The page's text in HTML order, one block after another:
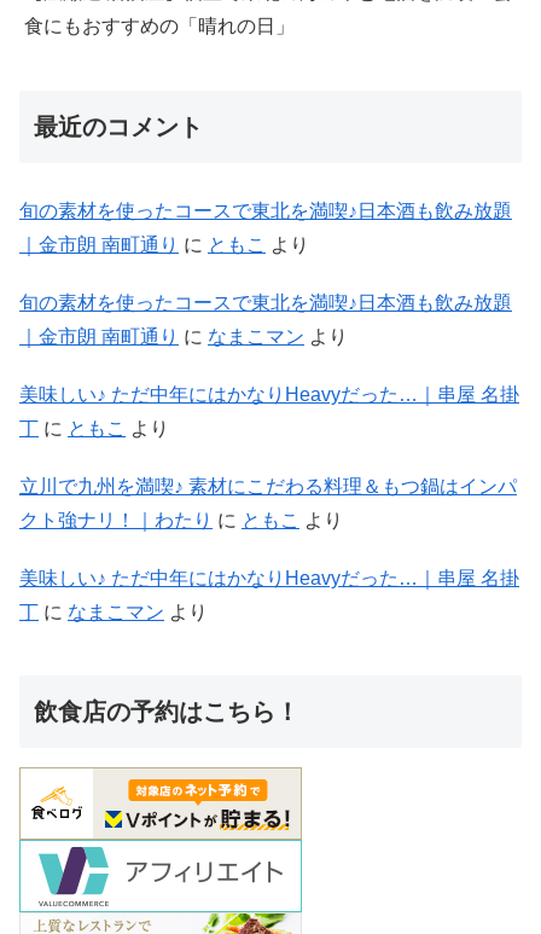
食にもおすすめの「晴れの日」
最近のコメント
旬の素材を使ったコースで東北を満喫♪日本酒も飲み放題
｜金市朗 南町通り に ともこ より
旬の素材を使ったコースで東北を満喫♪日本酒も飲み放題
｜金市朗 南町通り に なまこマン より
美味しい♪ ただ中年にはかなりHeavyだった…｜串屋 名掛
丁 に ともこ より
立川で九州を満喫♪ 素材にこだわる料理＆もつ鍋はインパ
クト強ナリ！｜わたり に ともこ より
美味しい♪ ただ中年にはかなりHeavyだった…｜串屋 名掛
丁 に なまこマン より
飲食店の予約はこちら！